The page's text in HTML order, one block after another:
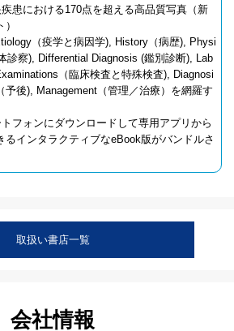
患における170点を超える高品質写真（新
（疫学と病因学), History（病歴), Physi
診察), Differential Diagnosis (鑑別診断), Lab
（臨床検査と特殊検査), Diagnosi
予後), Management（管理／治療）を網羅す
フォンにダウンロードして専用アプリから
るインタラクティブなeBook版がバンドルさ
取扱い書店一覧
会社情報